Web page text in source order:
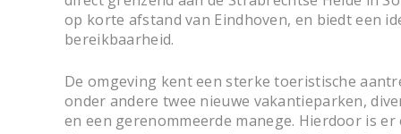
op korte afstand van Eindhoven, en biedt een
bereikbaarheid.
De omgeving kent een sterke toeristische
onder andere twee nieuwe vakantieparken,
en een gerenommeerde manege. Hierdoor is